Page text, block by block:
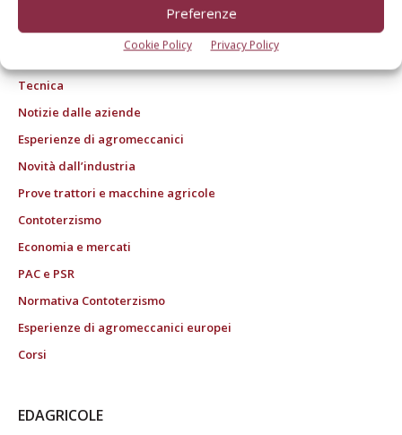
Preferenze
Cookie Policy Privacy Policy
registrata presso il Tribunale di Bologna n. 6111 del 12/06/1992)
ROC "Poste italiane Spa sped. Abbonamento Postale DL 353/2003 conv. L.
27/02/2004 n. 46, art.1c.1: DCB Bologna" ROC n. 24344 dell'11 marzo 2014
Tecnica
Notizie dalle aziende
Esperienze di agromeccanici
Novità dall’industria
Prove trattori e macchine agricole
Contoterzismo
Economia e mercati
PAC e PSR
Normativa Contoterzismo
Esperienze di agromeccanici europei
Corsi
EDAGRICOLE